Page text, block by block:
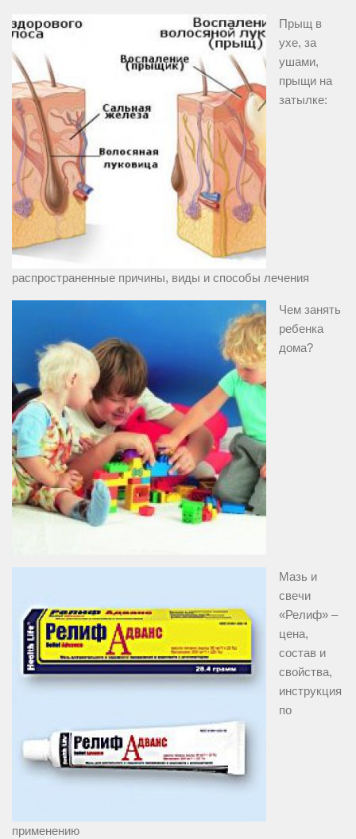
Прыщ в
ухе, за
ушами,
прыщи на
затылке:
распространенные причины, виды и способы лечения
Чем занять
ребенка
дома?
Мазь и
свечи
«Релиф» –
цена,
состав и
свойства,
инструкция
по
применению